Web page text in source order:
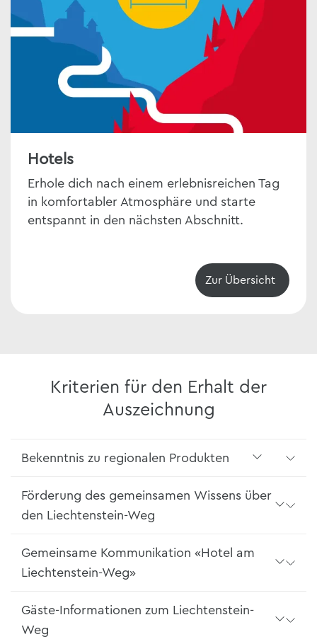
Hotels
Erhole dich nach einem erlebnisreichen Tag
in komfortabler Atmosphäre und starte
entspannt in den nächsten Abschnitt.
Zur Übersicht
Kriterien für den Erhalt der
Auszeichnung
Bekenntnis zu regionalen Produkten
Förderung des gemeinsamen Wissens über
den Liechtenstein-Weg
Gemeinsame Kommunikation «Hotel am
Liechtenstein-Weg»
Gäste-Informationen zum Liechtenstein-
Weg